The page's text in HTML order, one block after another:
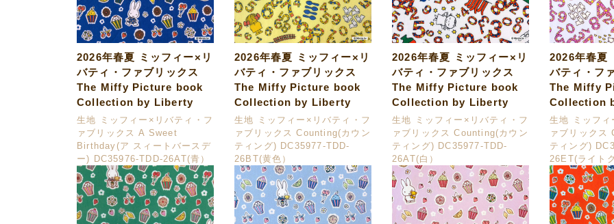
2026年春夏 ミッフィー×リ
バティ・ファブリックス
The Miffy Picture book
Collection by Liberty
生地 ミッフィー×リバティ・フ
ァブリックス A Sweet
Birthday(ア スィートバースデ
ー) DC35976-TDD-26AT(青）
2026年春夏 ミッフィー×リ
バティ・ファブリックス
The Miffy Picture book
Collection by Liberty
生地 ミッフィー×リバティ・フ
ァブリックス Counting(カウン
ティング) DC35977-TDD-
26BT(黄色）
2026年春夏 ミッフィー×リ
バティ・ファブリックス
The Miffy Picture book
Collection by Liberty
生地 ミッフィー×リバティ・フ
ァブリックス Counting(カウン
ティング) DC35977-TDD-
26AT(白）
2026年春夏
バティ・フ
The Miffy
Collection
生地 ミッフ
ァブリックス
ティング)
26ET(ライト